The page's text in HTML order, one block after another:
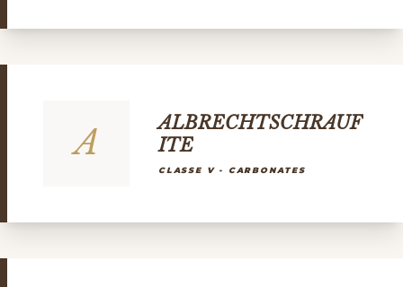
A
ALBRECHTSCHRAUF
ITE
CLASSE V - CARBONATES